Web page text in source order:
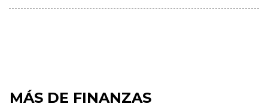
MÁS DE FINANZAS